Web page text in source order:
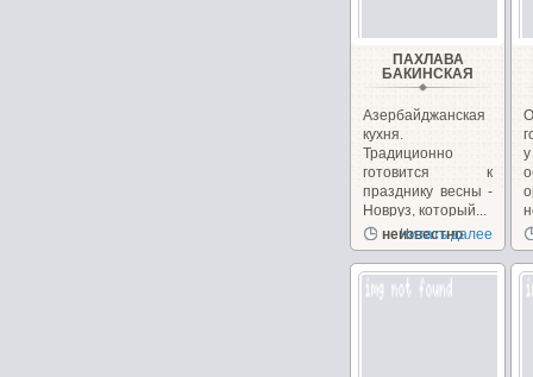
ПАХЛАВА
БАКИНСКАЯ
Азербайджанская
кухня.
Традиционно
готовится к
празднику весны -
Новруз, который...
неизвестно
Читать далее